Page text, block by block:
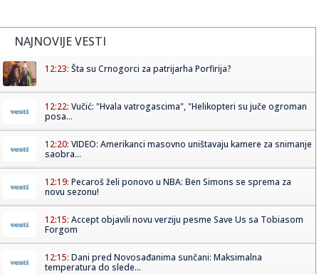
NAJNOVIJE VESTI
12:23: Šta su Crnogorci za patrijarha Porfirija?
12:22: Vučić: "Hvala vatrogascima", "Helikopteri su juče ogroman
posa...
12:20: VIDEO: Amerikanci masovno uništavaju kamere za snimanje
saobra...
12:19: Pecaroš želi ponovo u NBA: Ben Simons se sprema za
novu sezonu!
12:15: Accept objavili novu verziju pesme Save Us sa Tobiasom
Forgom
12:15: Dani pred Novosađanima sunčani: Maksimalna
temperatura do slede...